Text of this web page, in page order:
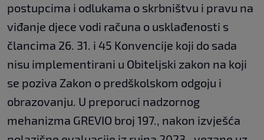
postupcima i odlukama o skrbništvu i pravu na
viđanje djece vodi računa o usklađenosti s
člancima 26. 31. i 45 Konvencije koji do sada
nisu implementirani u Obiteljski zakon na koji
se poziva Zakon o predškolskom odgoju i
obrazovanju. U preporuci nadzornog
mehanizma GREVIO broj 197., nakon izvješća